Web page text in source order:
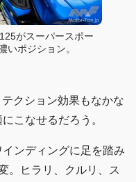
がスーパースポー
いポジション。
クション効果もなかな
こなせるだろう。
ンディングに足を踏み
。ヒラリ、クルリ、ス